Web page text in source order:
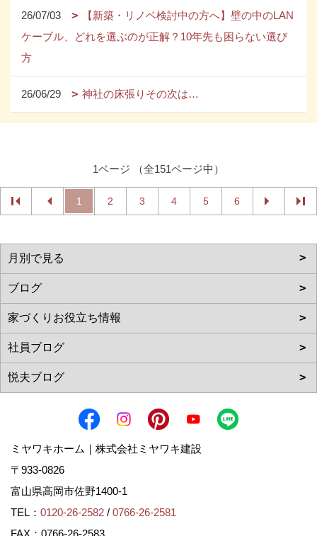
26/07/03
【新築・リノベ検討中の方へ】壁の中のLAN
ケーブル、どれを選ぶのが正解？10年先も困らない選び
方
26/06/29 神社の床張りその次は…
1ページ （全151ページ中）
1 2 3 4 5 6
ミヤワキホーム｜株式会社ミヤワキ建設
〒933-0826
富山県高岡市佐野1400-1
TEL： 0120-26-2582 / 0766-26-2581